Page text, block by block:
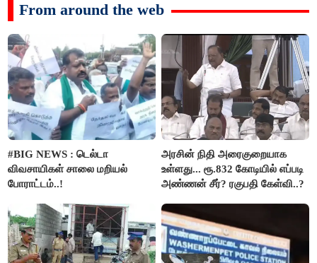
From around the web
#BIG NEWS : டெல்டா
விவசாயிகள் சாலை மறியல்
போராட்டம்..!
அரசின் நிதி அரைகுறையாக
உள்ளது... ரூ.832 கோடியில் எப்படி
அண்ணன் சீர்? ரகுபதி கேள்வி..?